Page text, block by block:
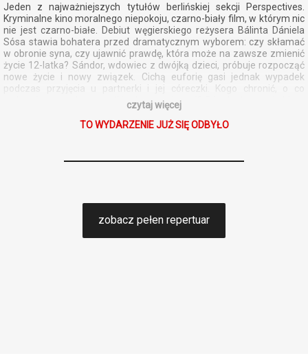
Jeden z najważniejszych tytułów berlińskiej sekcji Perspectives.
Kryminalne kino moralnego niepokoju, czarno-biały film, w którym nic
nie jest czarno-białe. Debiut węgierskiego reżysera Bálinta Dániela
Sósa stawia bohatera przed dramatycznym wyborem: czy skłamać
w obronie syna, czy ujawnić prawdę, która może na zawsze zmienić
życie 12-latka? Sándor, wdowiec z dwójką dzieci, próbuje rozpocząć
nowe życie i nowy związek. Cichą euforię gasi jednak wypadek
podczas przyjęcia u partnerki i jej córeczki. Kogo chronić, o co
walczyć, a przede wszystkim komu wierzyć? Sós dostrzega i ubiera
w szaty greckiej tragedii dylematy, które na co dzień towarzyszą
rodzicielstwu, precyzyjnie trafia w kwestie zaufania i nawigowania
żadnej opowieści o ojcostwie, tak i w tej nie mogło zabraknąć
czytaj więcej
TO WYDARZENIE JUŻ SIĘ ODBYŁO
zobacz pełen repertuar